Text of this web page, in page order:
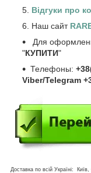
Відгуки про
Наш сайт
Для
"КУПИТИ"
Телефоны:
Viber/Telegram
Доставка по всій Україні: